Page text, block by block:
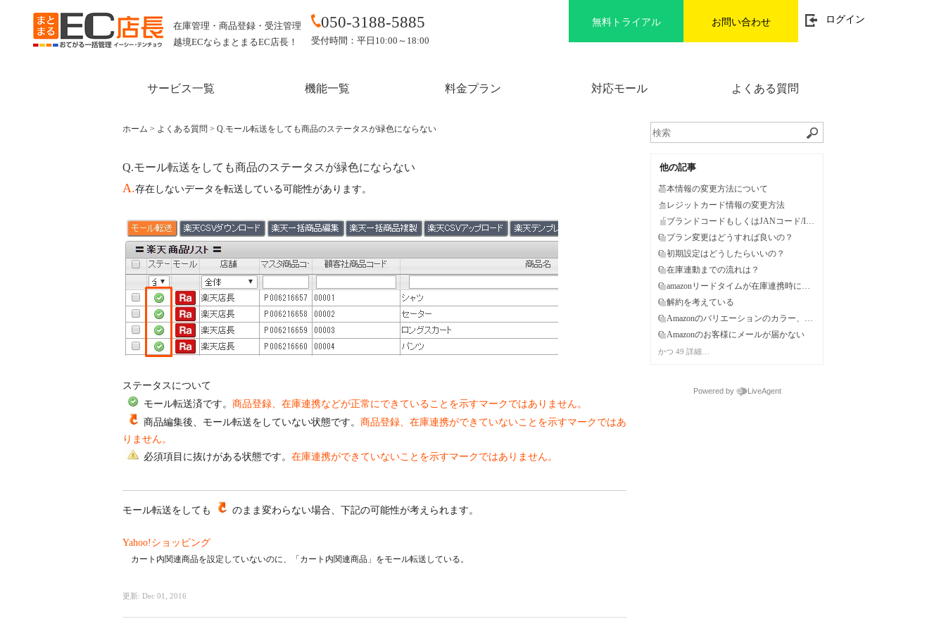
無料トライアル お問い合わせ ログイン
在庫管理・商品登録・受注管理
越境ECならまとまるEC店長！
050-3188-5885
受付時間：平日10:00～18:00
サービス一覧 機能一覧 料金プラン 対応モール よくある質問
ホーム > よくある質問 > Q.モール転送をしても商品のステータスが緑色にならない
Q.モール転送をしても商品のステータスが緑色にならない
A.存在しないデータを転送している可能性があります。
ステータスについて
モール転送済です。 商品登録、在庫連携などが正常にできていることを示すマークではありません。
商品編集後、モール転送をしていない状態です。 商品登録、在庫連携ができていないことを示すマークではあ
りません。
必須項目に抜けがある状態です。 在庫連携ができていないことを示すマークではありません。
モール転送をしても のまま変わらない場合、下記の可能性が考えられます。
Yahoo!ショッピング
カート内関連商品を設定していないのに、「カート内関連商品」をモール転送している。
更新: Dec 01, 2016
他の記事
基本情報の変更方法について
クレジットカード情報の変更方法
「ブランドコードもしくはJANコード/ISBNコード」が無い場合、Facebook連携は利用できませんか？
Q.プラン変更はどうすれば良いの？
Q.初期設定はどうしたらいいの？
Q.在庫連動までの流れは？
Q.amazonリードタイムが在庫連携時に変わってしまう。
Q.解約を考えている
Q.Amazonのバリエーションのカラー、サイズマッピングと登録した商品情報の項目にずれが生じてしまう。
Q.Amazonのお客様にメールが届かない
かつ 49 詳細…
Powered by LiveAgent